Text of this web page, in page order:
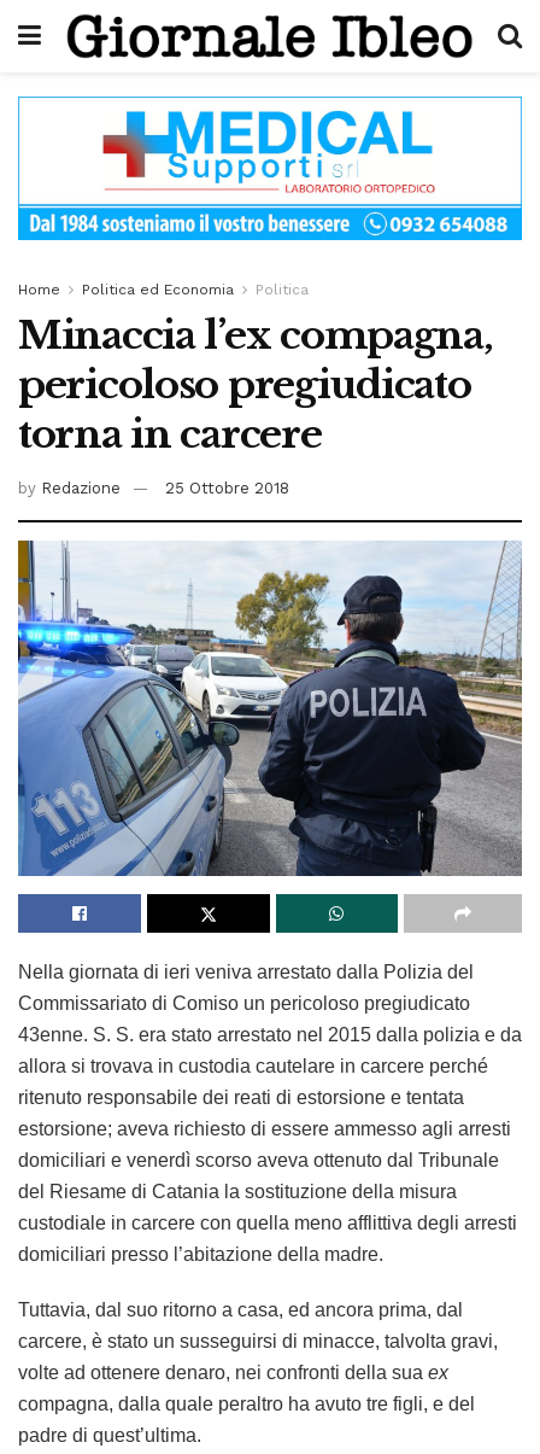
Home Politica ed Economia Politica
Minaccia l’ex compagna,
pericoloso pregiudicato
torna in carcere
by Redazione 25 Ottobre 2018
Nella giornata di ieri veniva arrestato dalla Polizia del
Commissariato di Comiso un pericoloso pregiudicato
43enne. S. S. era stato arrestato nel 2015 dalla polizia e da
allora si trovava in custodia cautelare in carcere perché
ritenuto responsabile dei reati di estorsione e tentata
estorsione; aveva richiesto di essere ammesso agli arresti
domiciliari e venerdì scorso aveva ottenuto dal Tribunale
del Riesame di Catania la sostituzione della misura
custodiale in carcere con quella meno afflittiva degli arresti
domiciliari presso l’abitazione della madre.
Tuttavia, dal suo ritorno a casa, ed ancora prima, dal
carcere, è stato un susseguirsi di minacce, talvolta gravi,
volte ad ottenere denaro, nei confronti della sua ex
compagna, dalla quale peraltro ha avuto tre figli, e del
padre di quest’ultima.